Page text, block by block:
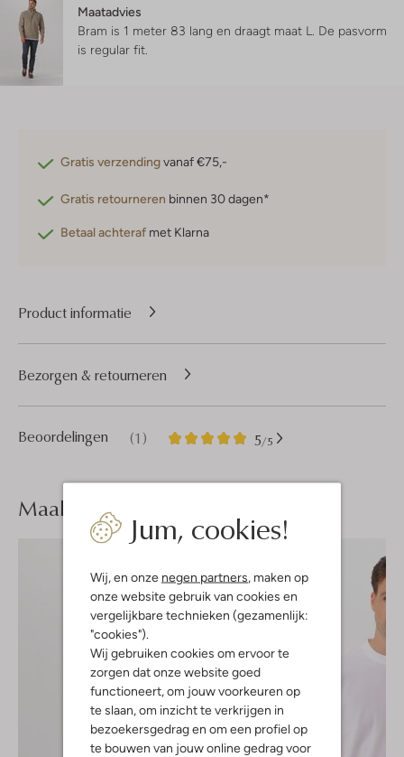
Jum, cookies!
Wij, en onze negen partners , maken op
onze website gebruik van cookies en
vergelijkbare technieken (gezamenlijk:
"cookies").
Wij gebruiken cookies om ervoor te
zorgen dat onze website goed
functioneert, om jouw voorkeuren op
te slaan, om inzicht te verkrijgen in
bezoekersgedrag en om een profiel op
te bouwen van jouw online gedrag voor
Maatadvies
Bram is 1 meter 83 lang en draagt maat L. De pasvorm
is regular fit
Gratis verzendingvanaf €75,-
Gratis retourneren binnen 30 dagen*
Betaal achteraf met Klarna
Product informatie
Beoordelingen (1) 5/5
1
5
Bezorgen & retourneren
Maak je look compleet